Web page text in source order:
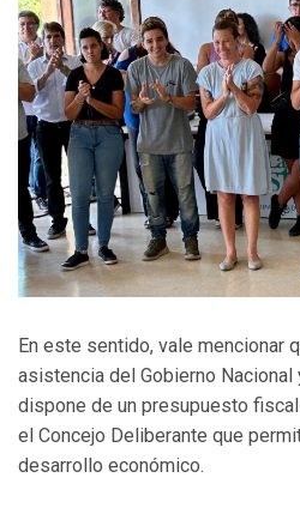
En este sentido, vale mencionar
asistencia del Gobierno
dispone de un presupuesto
el Concejo Deliberante que
desarrollo económico.